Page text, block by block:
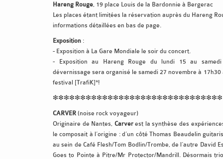
Hareng Rouge , 19 place Louis de la Bardonnie à Bergerac
Les places étant limitées la réservation auprès du Hareng
informations détaillées en bas de page.
Exposition :
- Exposition à La Gare Mondiale le soir du concert.
- Exposition au Hareng Rouge du lundi 15 au
dévernissage sera organisé le samedi 27 novembre à
festival [TrafiK]*!
CARVER (noise rock voyageur)
Originaire de Nantes, Carverest la synthèse des
le composait à l’origine : d’un côté Thomas Beaudelin
au sein de Café Flesh/Tom Bodlin/Trombe, de l’autre David
Goes to Pointe à Pitre/Mr Protector/Mandrill. Désormais